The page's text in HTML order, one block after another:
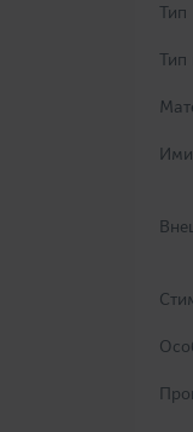
Тип
Тип